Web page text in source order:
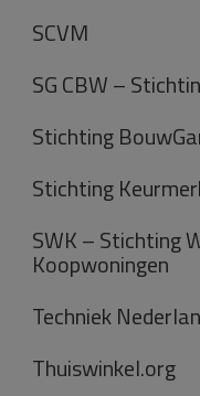
SCVM
SG CBW –
Stichting
Stichting
SWK – Stichting
Koopwoningen
Techniek
Thuiswinkel.org